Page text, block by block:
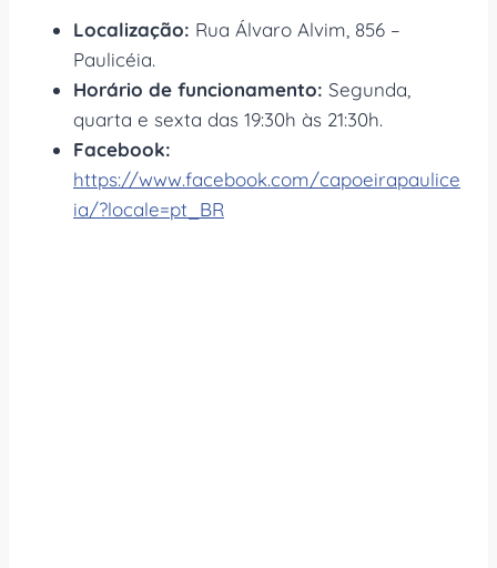
Localização: Rua Álvaro Alvim, 856 –
Paulicéia.
Horário de funcionamento: Segunda,
quarta e sexta das 19:30h às 21:30h.
Facebook:
https://www.facebook.com/capoeirapaulice
ia/?locale=pt_BR